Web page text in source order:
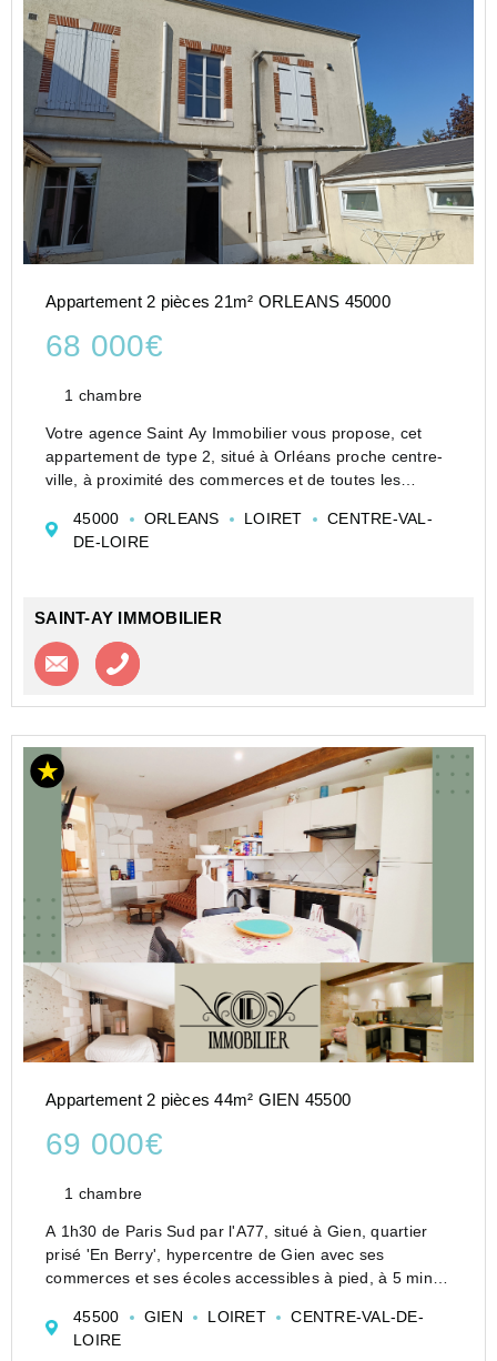
Appartement 2 pièces 21m² ORLEANS 45000
68 000€
1 chambre
Votre agence Saint Ay Immobilier vous propose, cet
appartement de type 2, situé à Orléans proche centre-
ville, à proximité des commerces et de toutes les
Dans un bâtiment ancien cet appartement est composé
d'une pièce de vie principale ave...
45000 ORLEANS LOIRET
CENTRE-VAL-
DE-LOIRE
SAINT-AY IMMOBILIER
Contacter l'agence
Appartement 2 pièces 44m² GIEN 45500
69 000€
1 chambre
A 1h30 de Paris Sud par l'A77, situé à Gien, quartier
prisé 'En Berry', hypercentre de Gien avec ses
commerces et ses écoles accessibles à pied, à 5 min
Cet appartement de plain-pied avec pierres apparentes
comprend :...
45500 GIEN LOIRET
CENTRE-VAL-DE-
LOIRE